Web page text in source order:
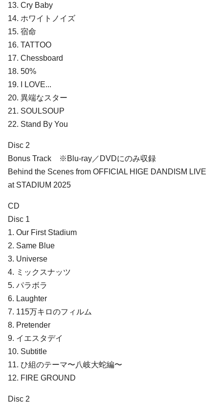
13. Cry Baby
14. ホワイトノイズ
15. 宿命
16. TATTOO
17. Chessboard
18. 50%
19. I LOVE...
20. 異端なスター
21. SOULSOUP
22. Stand By You
Disc 2
Bonus Track ※Blu-ray／DVDにのみ収録
Behind the Scenes from OFFICIAL HIGE DANDISM LIVE
at STADIUM 2025
CD
Disc 1
1. Our First Stadium
2. Same Blue
3. Universe
4. ミックスナッツ
5. パラボラ
6. Laughter
7. 115万キロのフィルム
8. Pretender
9. イエスタデイ
10. Subtitle
11. ひ組のテーマ〜八岐大蛇編〜
12. FIRE GROUND
Disc 2